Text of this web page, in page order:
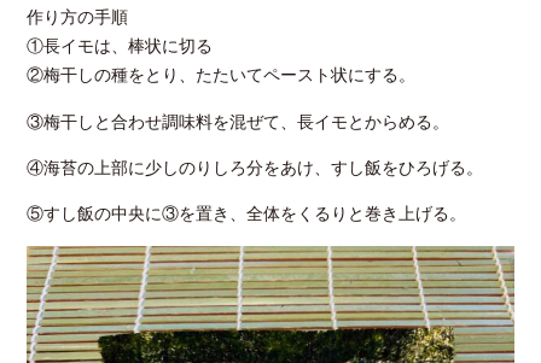
作り方の手順
①長イモは、棒状に切る
②梅干しの種をとり、たたいてペースト状にする。
③梅干しと合わせ調味料を混ぜて、長イモとからめる。
④海苔の上部に少しのりしろ分をあけ、すし飯をひろげる。
⑤すし飯の中央に③を置き、全体をくるりと巻き上げる。